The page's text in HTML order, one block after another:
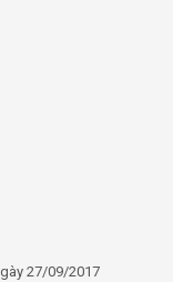
27/09/2017